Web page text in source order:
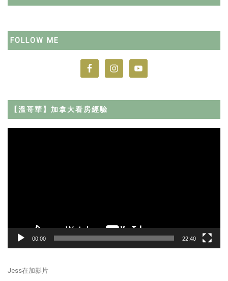
FOLLOW ME
【溫哥華】加拿大看房經驗
00:00 22:40
Jess在加影片